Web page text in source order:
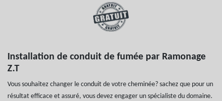
Installation de conduit de fumée par Ramonage
Z.T
Vous souhaitez changer le conduit de votre cheminée? sachez que pour un
résultat efficace et assuré, vous devez engager un spécialiste du domaine.